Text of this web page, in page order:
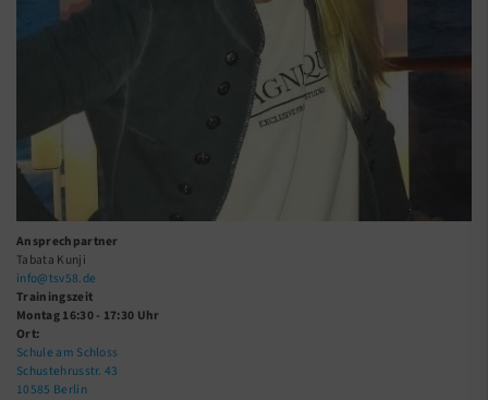
Ansprechpartner
Tabata Kunji
info@tsv58.de
Trainingszeit
Montag 16:30 - 17:30 Uhr
Ort:
Schule am Schloss
Schustehrusstr. 43
10585 Berlin